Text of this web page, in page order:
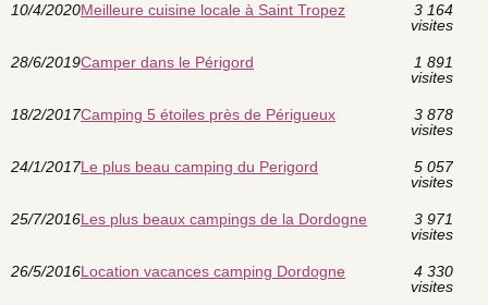
10/4/2020Meilleure cuisine locale à Saint Tropez
3 164
visites
28/6/2019Camper dans le Périgord
1 891
visites
18/2/2017Camping 5 étoiles près de Périgueux
3 878
visites
24/1/2017Le plus beau camping du Perigord
5 057
visites
25/7/2016Les plus beaux campings de la Dordogne
3 971
visites
26/5/2016Location vacances camping Dordogne
4 330
visites